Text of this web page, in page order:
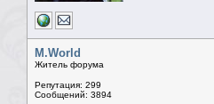
M.World
Житель форума
Репутация: 299
Сообщений: 3894